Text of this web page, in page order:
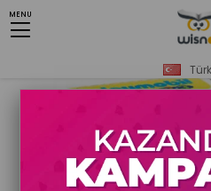
MENU
Anasayfa Playmobil Disney